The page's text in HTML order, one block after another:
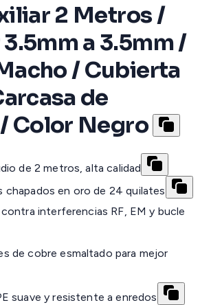
2 Metros /
a 3.5mm /
/ Cubierta
de
Color Negro
de 2 metros, alta calidad
chapados en oro de 24 quilates
interferencias RF, EM y bucle
de cobre esmaltado para mejor
suave y resistente a enredos